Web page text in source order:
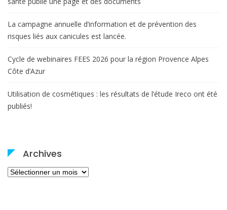
La campagne annuelle d’information et de prévention des
risques liés aux canicules est lancée.
Cycle de webinaires FEES 2026 pour la région Provence Alpes
Côte d’Azur
Utilisation de cosmétiques : les résultats de l’étude Ireco ont été
publiés!
Archives
Archives